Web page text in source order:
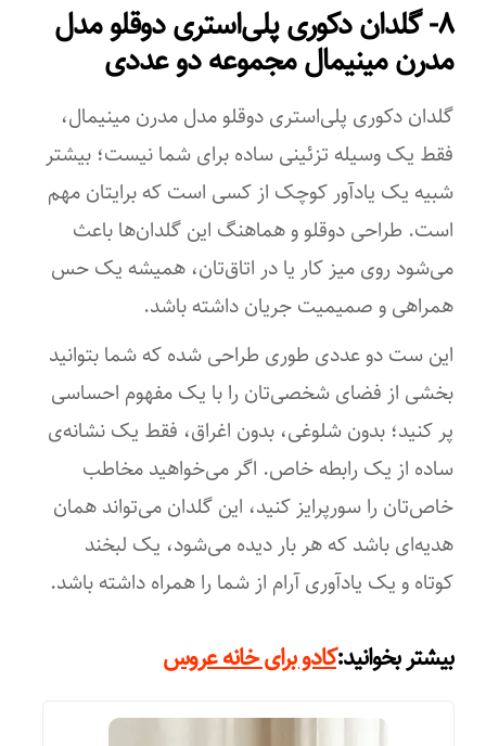
۸- گلدان دکوری پلی‌استری دوقلو مدل
مدرن مینیمال مجموعه دو عددی
گلدان دکوری پلی‌استری دوقلو مدل مدرن مینیمال،
فقط یک وسیله تزئینی ساده برای شما نیست؛ بیشتر
شبیه یک یادآور کوچک از کسی است که برایتان مهم
است. طراحی دوقلو و هماهنگ این گلدان‌ها باعث
می‌شود روی میز کار یا در اتاق‌تان، همیشه یک حس
همراهی و صمیمیت جریان داشته باشد.
این ست دو عددی طوری طراحی شده که شما بتوانید
بخشی از فضای شخصی‌تان را با یک مفهوم احساسی
پر کنید؛ بدون شلوغی، بدون اغراق، فقط یک نشانه‌ی
ساده از یک رابطه خاص. اگر می‌خواهید مخاطب
خاص‌تان را سورپرایز کنید، این گلدان می‌تواند همان
هدیه‌ای باشد که هر بار دیده می‌شود، یک لبخند
کوتاه و یک یادآوری آرام از شما را همراه داشته باشد.
بیشتر بخوانید:کادو برای خانه عروس